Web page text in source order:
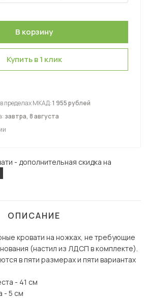
Купить в 1 клик
пределах МКАД:1 955 рублей
завтра, 8 августа
- дополнительная скидка на
ОПИСАНИЕ
кровати на ножках, не требующие
(настил из ЛДСП в комплекте).
в пяти размерах и пяти вариантах
- 41 см
- 5 см